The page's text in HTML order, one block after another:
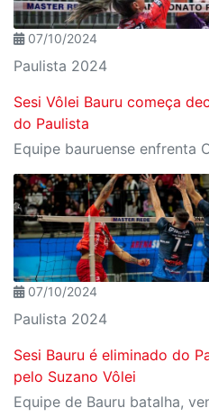
07/10/2024
Paulista 2024
Sesi Vôlei Bauru começa
do Paulista
07/10/2024
Paulista 2024
Sesi Bauru é eliminado do
pelo Suzano Vôlei